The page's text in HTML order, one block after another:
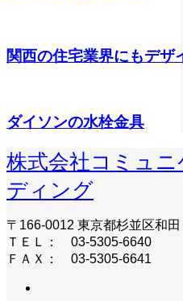
関西の住宅業界にもデザ
ダイソンの水栓金具
株式会社コミュ
ディング
〒166-0012 東京都杉並区和
ＴＥＬ： 03-5305-6640
ＦＡＸ： 03-5305-6641